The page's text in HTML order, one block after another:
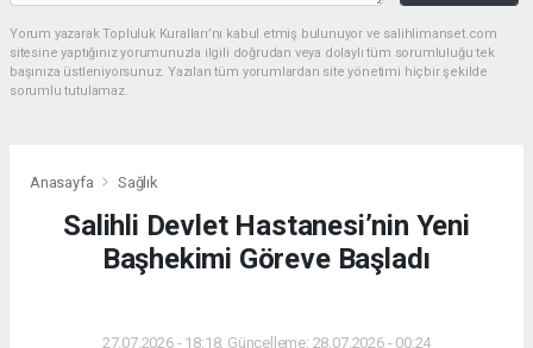
Yorum yazarak Topluluk Kuralları’nı kabul etmiş bulunuyor ve salihlimanset.com
sitesine yaptığınız yorumunuzla ilgili doğrudan veya dolaylı tüm sorumluluğu tek
başınıza üstleniyorsunuz. Yazılan tüm yorumlardan site yönetimi hiçbir şekilde
sorumlu tutulamaz.
Anasayfa Sağlık
Salihli Devlet Hastanesi’nin Yeni
Başhekimi Göreve Başladı
27.07.2026 - 18:18, Güncelleme: 28.07.2026 - 00:24